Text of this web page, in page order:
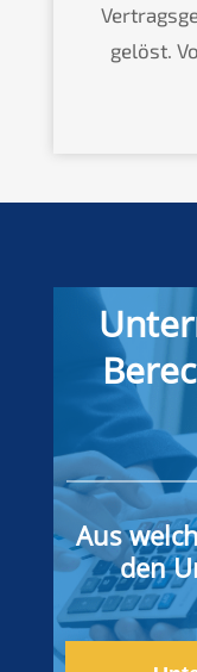
gelöst.
Aus
den